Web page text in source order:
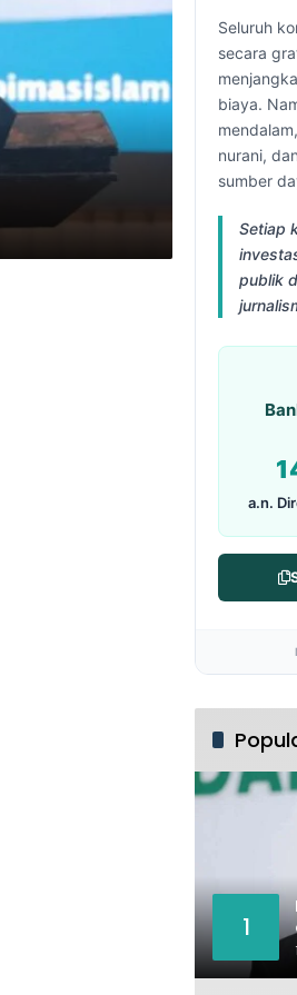
Seluruh
secara
biaya.
nurani,
sumber
Setiap
publik
a.n.
1